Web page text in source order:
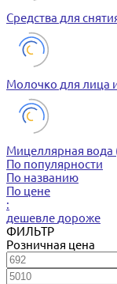
Средства для
Молочко для лица
Мицеллярная вода
По популярности
По названию
По цене
:
дешевле дороже
ФИЛЬТР
Розничная цена